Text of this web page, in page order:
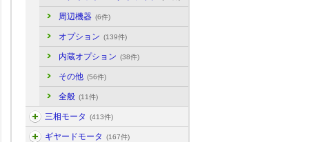
周辺機器 (6件)
オプション (139件)
内蔵オプション (38件)
その他 (56件)
全般 (11件)
三相モータ (413件)
ギヤードモータ (167件)